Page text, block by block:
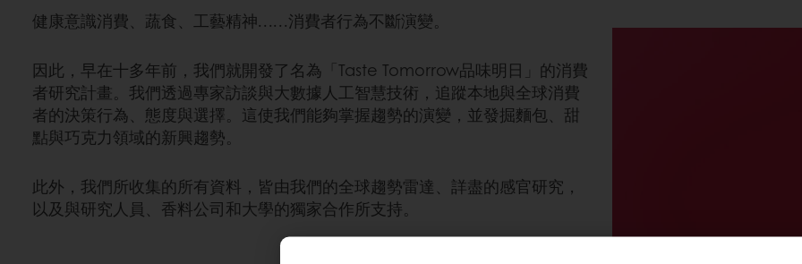
健康意識消費、蔬食、工藝精神……消費者行為不斷演變。
因此，早在十多年前，我們就開發了名為「Taste Tomorrow品味明日」的消費
者研究計畫。我們透過專家訪談與大數據人工智慧技術，追蹤本地與全球消費
者的決策行為、態度與選擇。這使我們能夠掌握趨勢的演變，並發掘麵包、甜
點與巧克力領域的新興趨勢。
此外，我們所收集的所有資料，皆由我們的全球趨勢雷達、詳盡的感官研究，
以及與研究人員、香料公司和大學的獨家合作所支持。